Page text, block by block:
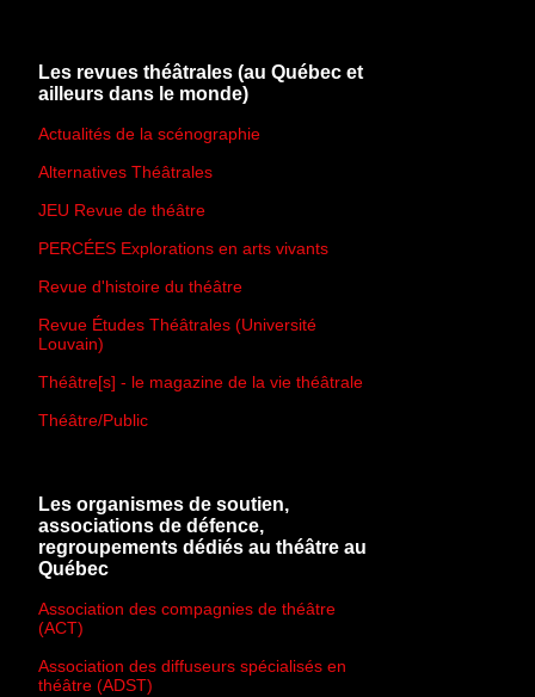
Les revues théâtrales (au Québec et
ailleurs dans le monde)
Actualités de la scénographie
Alternatives Théâtrales
JEU Revue de théâtre
PERCÉES Explorations en arts vivants
Revue d'histoire du théâtre
Revue Études Théâtrales (Université
Louvain)
Théâtre[s] - le magazine de la vie théâtrale
Théâtre/Public
Les organismes de soutien,
associations de défence,
regroupements dédiés au théâtre au
Québec
Association des compagnies de théâtre
(ACT)
Association des diffuseurs spécialisés en
théâtre (ADST)